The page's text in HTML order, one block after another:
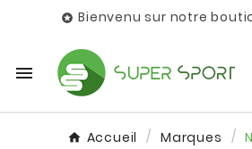
 Bienvenu sur notre

Accueil Marques